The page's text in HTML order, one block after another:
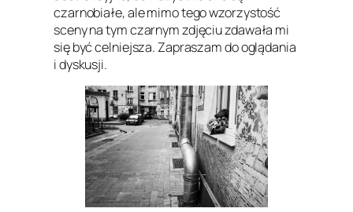
czarnobiałe, ale mimo tego wzorzystość
sceny na tym czarnym zdjęciu zdawała mi
się być celniejsza. Zapraszam do oglądania
i dyskusji.